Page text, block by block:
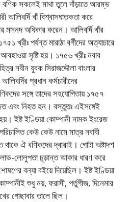
বণিক সকলেই মাথা তুলে দাঁড়াতে আরম্ভ
আলিবর্দি খাঁ বিশ্বাসঘাতকতা করে
মসনদ অধিকার করেন। আলিবর্দি খাঁর
খ্রীঃ পর্যন্ত মারাঠা বর্গীদের অত্যাচারে
সৃষ্টি হয়। ১৭৫৬ খ্রীঃ নবাব
নবীন যুবক সিরাজদ্দৌলা বাংলার
প্রধান কর্মচারীদের
সঙ্গে তাদের সহযােগিতায় ১৭৫৭
এবং নিহত হন। বস্তুতঃ এইসঙ্গেই
ইষ্ট ইণ্ডিয়া কোম্পানী নামক ইংরেজ
কেউ কেউ নামে মাত্র নবাবী
ঐ বণিকদের দ্বারাই। গােটা অষ্টাদশ
লােলুপতা চূড়ান্ত আকার ধারণ করে
বন্যা বইয়ে দিয়েছিল। ইষ্ট ইণ্ডিয়া
শুধু নয়, ফরাসী, পর্তুগীজ, দিনেমার
গােছাবার তালে ছিল।